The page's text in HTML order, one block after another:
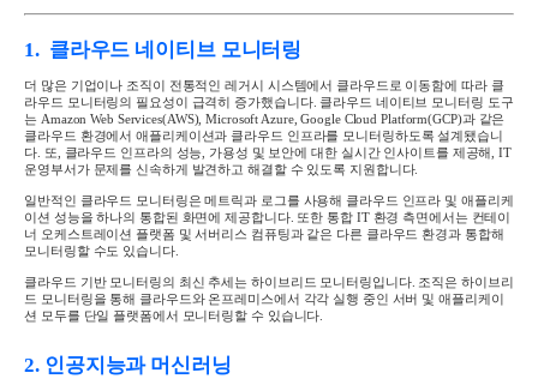
1. 클라우드 네이티브 모니터링
더 많은 기업이나 조직이 전통적인 레거시 시스템에서 클라우드로 이동함에 따라 클
라우드 모니터링의 필요성이 급격히 증가했습니다.클라우드 네이티브 모니터링 도구
는 Amazon Web Services(AWS), Microsoft Azure, Google Cloud Platform(GCP)과 같은
클라우드 환경에서 애플리케이션과 클라우드 인프라를 모니터링하도록 설계됐습니
다 또 클라우드 인프라의 성능 가용성 및 보안에 대한 실시간 인사이트를 제공해 , IT
운영부서가 문제를 신속하게 발견하고 해결할 수 있도록 지원합니다.
일반적인 클라우드 모니터링은 메트릭과 로그를 사용해 클라우드 인프라 및 애플리케
이션 성능을 하나의 통합된 화면에 제공합니다. 또한 통합IT 환경 측면에서는 컨테이
너 오케스트레이션 플랫폼 및 서버리스 컴퓨팅과 같은 다른 클라우드 환경과 통합해
모니터링할 수도 있습니다.
클라우드 기반 모니터링의 최신 추세는 하이브리드 모니터링입니다. 조직은 하이브리
드 모니터링을 통해 클라우드와 온프레미스에서 각각 실행 중인 서버 및 애플리케이
션 모두를 단일 플랫폼에서 모니터링할 수 있습니다
2. 인공지능과 머신러닝